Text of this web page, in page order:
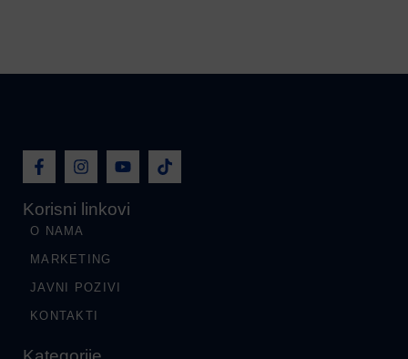
Korisni linkovi
O NAMA
MARKETING
JAVNI POZIVI
KONTAKTI